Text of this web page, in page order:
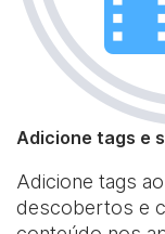
Adicione tags e
Adicione tags
descobertos e